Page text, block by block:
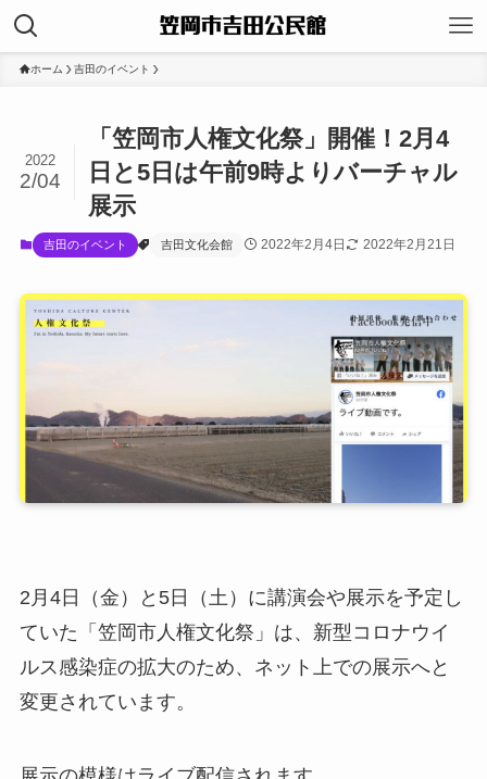
ホーム 吉田のイベント
「笠岡市人権文化祭」開催！2月4
日と5日は午前9時よりバーチャル
展示
2022
2/04
吉田のイベント 吉田文化会館 2022年2月4日 2022年2月21日
2月4日（金）と5日（土）に講演会や展示を予定し
ていた「笠岡市人権文化祭」は、新型コロナウイ
ルス感染症の拡大のため、ネット上での展示へと
変更されています。